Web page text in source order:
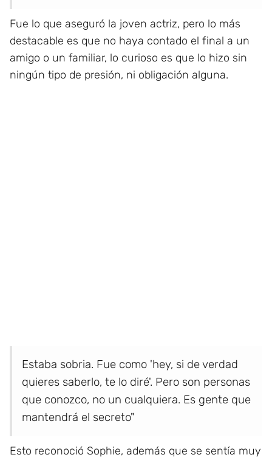
Fue lo que aseguró la joven actriz, pero lo más
destacable es que no haya contado el final a un
amigo o un familiar, lo curioso es que lo hizo sin
ningún tipo de presión, ni obligación alguna.
Estaba sobria. Fue como 'hey, si de verdad
quieres saberlo, te lo diré'. Pero son personas
que conozco, no un cualquiera. Es gente que
mantendrá el secreto"
Esto reconoció Sophie, además que se sentía muy